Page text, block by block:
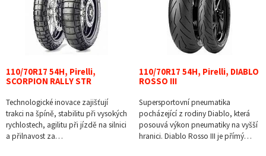
110/70R17 54H, Pirelli,
SCORPION RALLY STR
Technologické inovace zajišťují
trakci na špíně, stabilitu při vysokých
rychlostech, agilitu při jízdě na silnici
a přilnavost za…
110/70R17 54H, Pirelli, DIABLO
ROSSO III
Supersportovní pneumatika
pocházející z rodiny Diablo, která
posouvá výkon pneumatiky na vyšší
hranici. Diablo Rosso III je přímý…